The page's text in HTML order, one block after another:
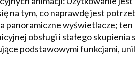
na tym, co naprawdę jest
panoramiczne wyświetlacze;
obsługi i stałego
podstawowymi funkcjami,